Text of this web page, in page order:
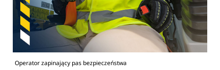
Operator zapinający pas bezpieczeństwa